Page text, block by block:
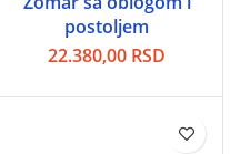
postoljem
22.380,00 RSD